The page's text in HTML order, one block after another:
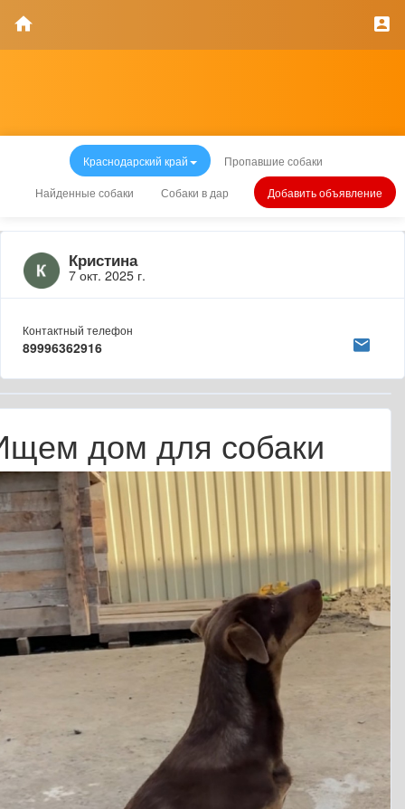
Краснодарский край Пропавшие собаки
Найденные собаки Собаки в дар Добавить объявление
Кристина
7 окт. 2025 г.
Контактный телефон
89996362916
дом для собаки